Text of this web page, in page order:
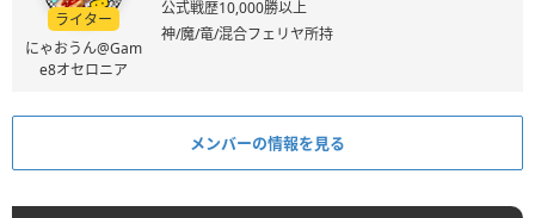
ライター
にゃおうん@Gam
e8オセロニア
公式戦歴10,000勝以上
神/魔/竜/混合フェリヤ所持
メンバーの情報を見る